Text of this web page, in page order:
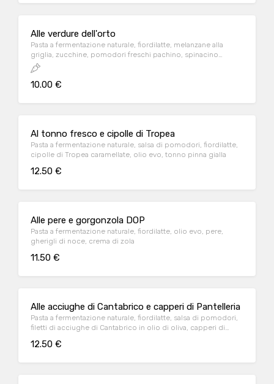
Alle verdure dell'orto
Pasta a fermentazione naturale, fiordilatte, melanzane alla
griglia, zucchine, pomodori freschi pachino, spinacino
fresco, prezzemolo
10.00 €
Al tonno fresco e cipolle di Tropea
Pasta a fermentazione naturale, salsa di pomodori, fiordilatte,
cipolle di Tropea caramellate, olio evo, tonno pinna gialla
12.50 €
Alle pere e gorgonzola DOP
Pasta a fermentazione naturale, fiordilatte, olio evo, pere,
gherigli di noce, crema di zola
11.50 €
Alle acciughe di Cantabrico e capperi di Pantelleria
Pasta a fermentazione naturale, fiordilatte, salsa di pomodori,
filetti di acciughe di Cantabrico in olio di oliva, capperi di
12.50 €